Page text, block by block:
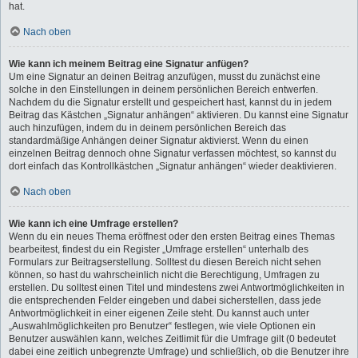
hat.
Nach oben
Wie kann ich meinem Beitrag eine Signatur anfügen?
Um eine Signatur an deinen Beitrag anzufügen, musst du zunächst eine
solche in den Einstellungen in deinem persönlichen Bereich entwerfen.
Nachdem du die Signatur erstellt und gespeichert hast, kannst du in jedem
Beitrag das Kästchen „Signatur anhängen“ aktivieren. Du kannst eine Signatur
auch hinzufügen, indem du in deinem persönlichen Bereich das
standardmäßige Anhängen deiner Signatur aktivierst. Wenn du einen
einzelnen Beitrag dennoch ohne Signatur verfassen möchtest, so kannst du
dort einfach das Kontrollkästchen „Signatur anhängen“ wieder deaktivieren.
Nach oben
Wie kann ich eine Umfrage erstellen?
Wenn du ein neues Thema eröffnest oder den ersten Beitrag eines Themas
bearbeitest, findest du ein Register „Umfrage erstellen“ unterhalb des
Formulars zur Beitragserstellung. Solltest du diesen Bereich nicht sehen
können, so hast du wahrscheinlich nicht die Berechtigung, Umfragen zu
erstellen. Du solltest einen Titel und mindestens zwei Antwortmöglichkeiten in
die entsprechenden Felder eingeben und dabei sicherstellen, dass jede
Antwortmöglichkeit in einer eigenen Zeile steht. Du kannst auch unter
„Auswahlmöglichkeiten pro Benutzer“ festlegen, wie viele Optionen ein
Benutzer auswählen kann, welches Zeitlimit für die Umfrage gilt (0 bedeutet
dabei eine zeitlich unbegrenzte Umfrage) und schließlich, ob die Benutzer ihre